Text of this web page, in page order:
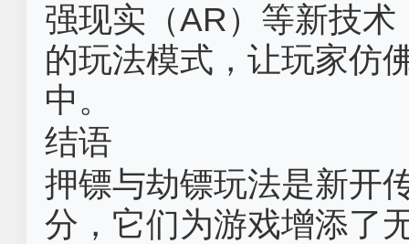
强现实（AR）等新技
的玩法模式，让玩家仿
中。
结语
押镖与劫镖玩法是新开
分，它们为游戏增添了